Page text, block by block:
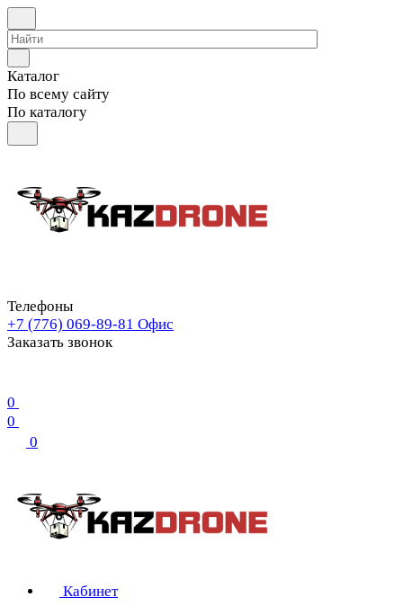
Каталог
По всему сайту
По каталогу
Телефоны
+7 (776) 069-89-81 Офис
Заказать звонок
0
0
0
Кабинет